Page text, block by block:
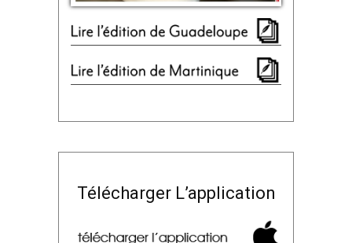
Télécharger L’application